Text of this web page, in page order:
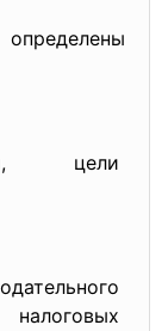
цели
налоговых